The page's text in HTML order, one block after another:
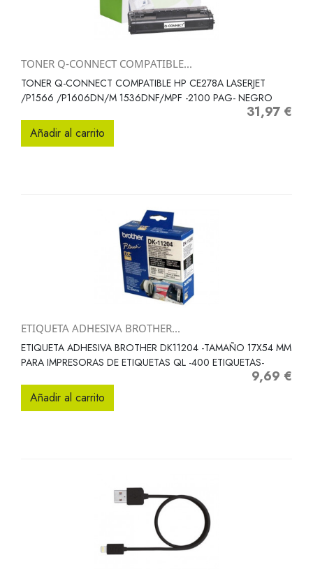
TONER Q-CONNECT COMPATIBLE...
TONER Q-CONNECT COMPATIBLE HP CE278A LASERJET
/P1566 /P1606DN/M 1536DNF/MPF -2100 PAG- NEGRO
Precio
31,97 €
Añadir al carrito
ETIQUETA ADHESIVA BROTHER...
ETIQUETA ADHESIVA BROTHER DK11204 -TAMAÑO 17X54 MM
PARA IMPRESORAS DE ETIQUETAS QL -400 ETIQUETAS-
Precio
9,69 €
Añadir al carrito